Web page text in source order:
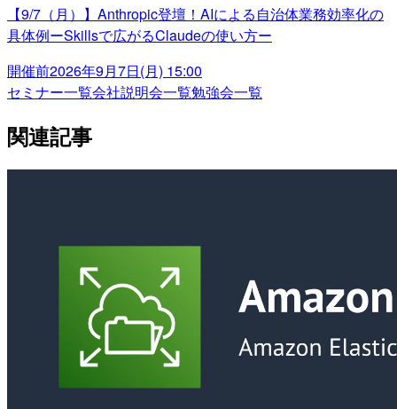
【9/7（月）】Anthropic登壇！AIによる自治体業務効率化の
具体例ーSkillsで広がるClaudeの使い方ー
開催前2026年9月7日(月) 15:00
セミナー一覧会社説明会一覧勉強会一覧
関連記事